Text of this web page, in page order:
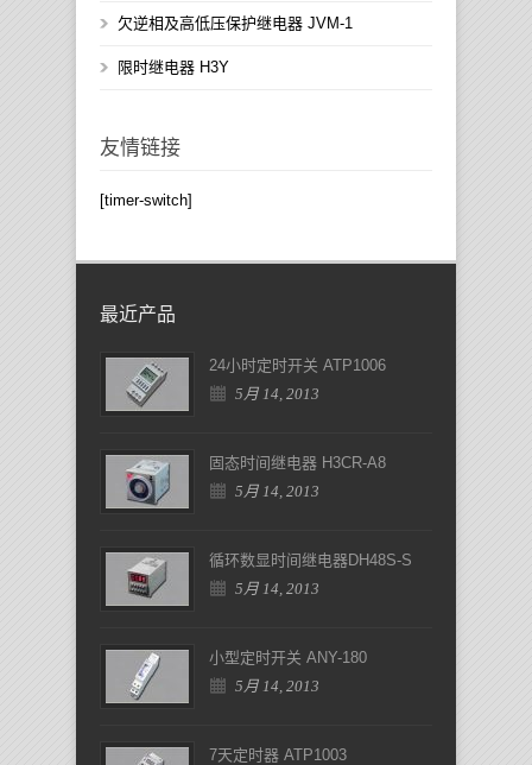
欠逆相及高低压保护继电器 JVM-1
限时继电器 H3Y
友情链接
[timer-switch]
最近产品
24小时定时开关 ATP1006
5月 14, 2013
固态时间继电器 H3CR-A8
5月 14, 2013
循环数显时间继电器DH48S-S
5月 14, 2013
小型定时开关 ANY-180
5月 14, 2013
7天定时器 ATP1003